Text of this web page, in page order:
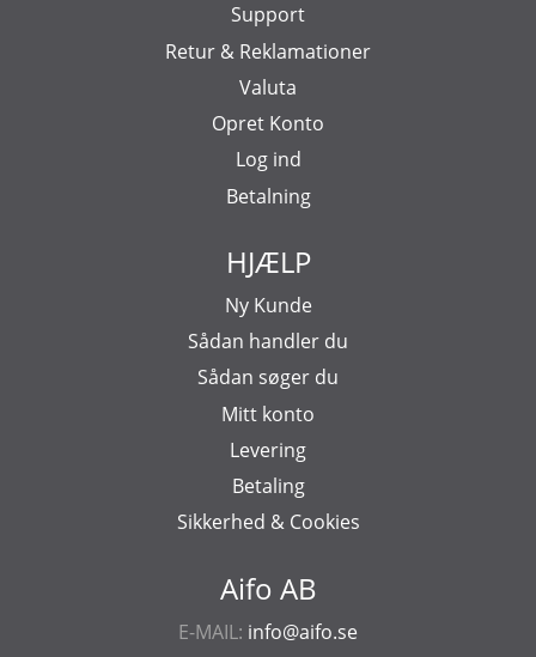
Aifo AB
E-MAIL: info@aifo.se
Support
Retur & Reklamationer
Valuta
Opret Konto
Log ind
Betalning
HJÆLP
Ny Kunde
Sådan handler du
Sådan søger du
Mitt konto
Levering
Betaling
Sikkerhed & Cookies